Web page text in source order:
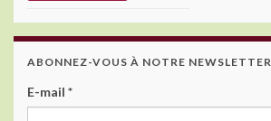
ABONNEZ-VOUS À NOTRE NEWSLETTER
E-mail *